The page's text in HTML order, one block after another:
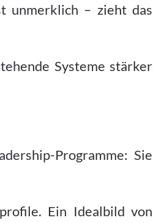
unmerklich – zieht das
Systeme stärker
Programme: Sie
Ein Idealbild von